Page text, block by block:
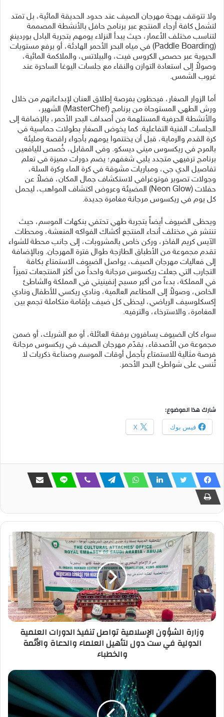
ولا تتوقف بهجة مهرجان الصيف عند حدود الحديقة المائية، بل تمتد
لتشمل كافة أرجاء المنتجع عبر برنامج حافل بالأنشطة المصممة
لتناسب مختلف الأعمار، حيث يبدأ النزلاء يومهم بتجربة البادل بوردينغ
(Paddle Boarding) في مياه البحر الأحمر الهادئة، أو برفع مستويات
الحيوية عبر حصص الكروس فيت، والبيلاتس، والملاكمة المائية،
وصولاً إلى استعادة التوازن والنقاء مع جلسات اليوغا الساحرة عند
غروب الشمس.
أما الزوار الصغار، فيحظون بفرصة إطلاق العنان لإبداعاتهم من خلال
ورش الطهي المستوحاة من برنامج (MasterChef) الشهير،
والأنشطة الحرفية المستلهمة من أصداف البحر الأحمر، بالإضافة إلى
الجلسات الفنية التفاعلية. كما يخوض الصغار بطولات حماسية في
كرة القدم والرماية، قبل أن يختتموا يومهم بأجواء راقصة ومليئة
بالمرح في ريكسوس ميني ديسكو. وفي المقابل، خُصص لليافعين
برنامج ترفيهي متجدد يلبي شغفهم؛ يضم دورات مميزة في تعلم
تفاصيل الدي جي، ومباريات مشوقة في كرة الماء وكرة السلة،
وجولات تصوير فوتوغرافي لاستكشاف جمال المكان، فضلاً عن
حفلات (Neon Glow) المضيئة وعروض اكتشاف المواهب، ليحمل
كل يوم في ريكسوس مرجانة مغامرة جديدة.
ويحظى الضيوف أيضاً بتجربة طهي تحتفي بنكهات الموسم، حيث
تنتشر في مختلف أنحاء المنتجع أكشاك الفواكه المنعشة، ومحطات
الآيس كريم الفاخر، وركن خاص بالمشروبات، إلى جانب محطة للشواء
تقدم مجموعة من الأطباق الطازجة طوال فترة المهرجان. وبالإضافة
إلى فعاليات مهرجان الصيف، يواصل الضيوف الاستمتاع بكافة
التجارب التي جعلت ريكسوس مرجانة واحداً من أكثر المنتجعات تميزاً
في المملكة، بدءاً من أكبر مسبح إنفينيتي في المملكة والشاطئ
الخاص، وصولاً إلى المطاعم العالمية، ونادي ريكسي للأطفال ونادي
إكسكلوسيف الرياضي، ليحظى كل ضيف بإقامة متكاملة تجمع بين
المغامرة، والاسترخاء، والترفيه.
سواء كان الضيوف يسافرون برفقة العائلة، أو مع الشريك، أو ضمن
مجموعة من الأصدقاء، يقدّم مهرجان الصيف في ريكسوس مرجانة
فرصة مثالية للاستمتاع بأجمل أوقات الموسم وصناعة ذكريات لا
تُنسى على شواطئ البحر الأحمر.
شارك هذا الموضوع:
فيس بوك X
وزارة الشؤون الإسلامية تواصل تنفيذ الدورات العلمية
الدولية في ست دول لتأهيل العلماء والدعاة والأئمة
والخطباء